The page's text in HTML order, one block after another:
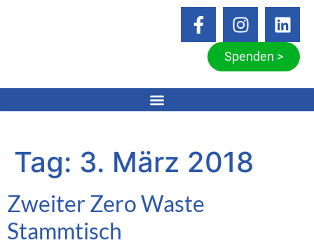
Spenden >
Tag: 3. März 2018
Zweiter Zero Waste
Stammtisch